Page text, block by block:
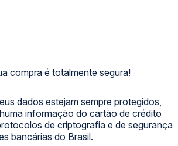
compra é totalmente segura!
dados estejam sempre protegidos,
informação do cartão de crédito
de criptografia e de segurança
bancárias do Brasil.